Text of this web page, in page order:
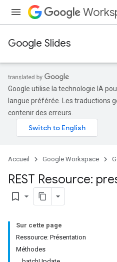
Google Slides
Google utilise la technologie IA
langue préférée. Les traductions
contenir des erreurs.
Accueil Google Workspace
REST Resource:
bookmark_border
Sur cette page
Ressource: Présentation
Méthodes